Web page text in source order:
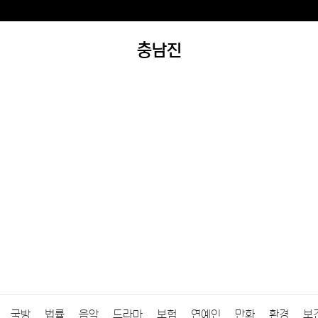
충남진
국방 법률 음악 드라마 보험 연예인 만화 환경 보